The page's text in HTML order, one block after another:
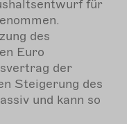
für
des
Euro
der
Steigerung des
und kann so